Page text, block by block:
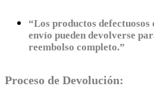
“Los productos defectuosos
envío pueden devolverse
reembolso completo.”
Proceso de Devolución: